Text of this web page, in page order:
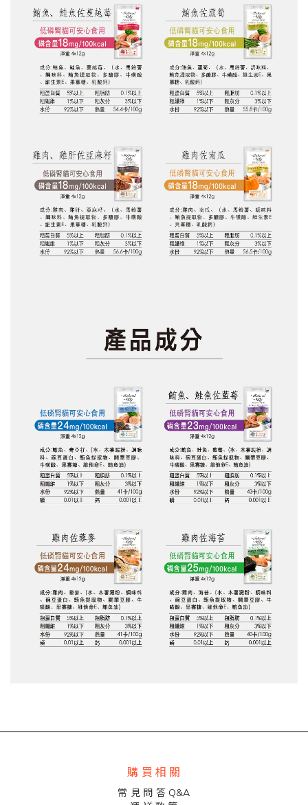
購 買 相 關
常 見 問 答 Q&A